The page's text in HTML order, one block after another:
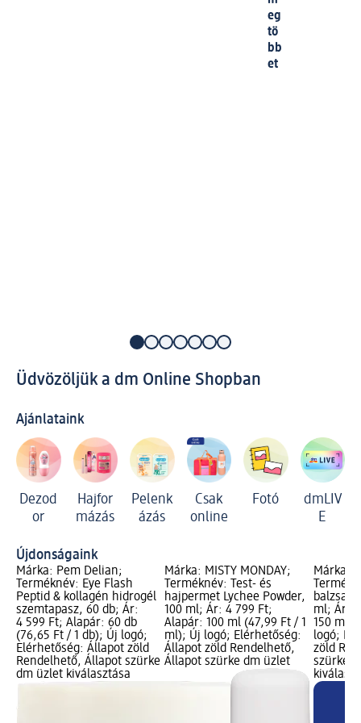
eg
tö
bb
et
Üdvözöljük a dm Online Shopban
Ajánlataink
Dezod
or
Hajfor
mázás
Pelenk
ázás
Csak
online
Fotó
dmLIV
E
Újdonságaink
Márka: Pem Delian;
Terméknév: Eye Flash
Peptid & kollagén hidrogél
szemtapasz, 60 db; Ár:
4 599 Ft; Alapár: 60 db
(76,65 Ft / 1 db); Új logó;
Elérhetőség: Állapot zöld
Rendelhető, Állapot szürke
dm üzlet kiválasztása
Márka: MISTY MONDAY;
Terméknév: Test- és
hajpermet Lychee Powder,
100 ml; Ár: 4 799 Ft;
Alapár: 100 ml (47,99 Ft / 1
ml); Új logó; Elérhetőség:
Állapot zöld Rendelhető,
Állapot szürke dm üzlet
Márka:
ml; Ár:
150 ml
logó;
zöld
szürke